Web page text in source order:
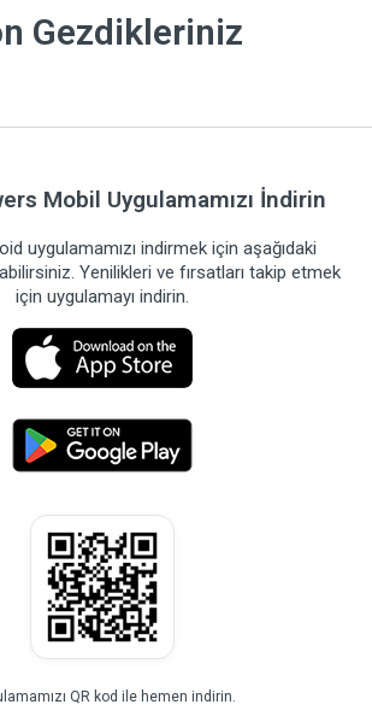
Gezdikleriniz
Mobil Uygulamamızı İndirin
uygulamamızı indirmek için aşağıdaki
Yenilikleri ve fırsatları takip etmek
için uygulamayı indirin.
QR kod ile hemen indirin.